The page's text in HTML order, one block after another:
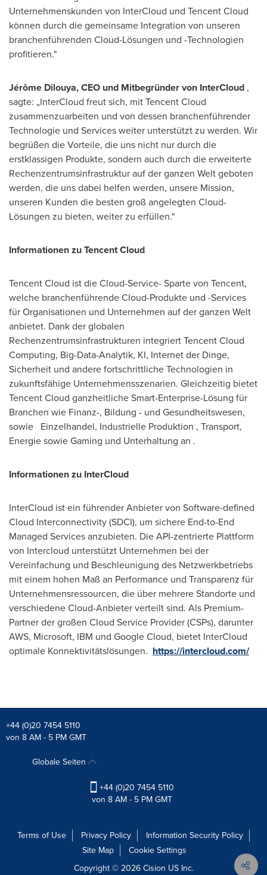
Unternehmenskunden von InterCloud und TencentCloud
können durch diegemeinsame Integration von unseren
branchenführenden Cloud-Lösungen und -Technologien
profitieren."
Jérôme Dilouya, CEO und Mitbegründer von InterCloud ,
sagte: „InterCloud freut sich, mitTencentCloud
zusammenzuarbeiten und von dessen branchenführender
Technologie und Services weiter unterstützt zu werden. Wir
begrüßen die Vorteile, die uns nicht nur durch die
erstklassigen Produkte, sondern auch durch die erweiterte
Rechenzentrumsinfrastruktur auf der ganzen Welt geboten
werden, die uns dabei helfen werden, unsere Mission,
unseren Kunden die besten groß angelegten Cloud-
Lösungen zu bieten, weiter zu erfüllen."
Informationen zuTencentCloud
TencentCloud ist die Cloud-Service-Spartevon Tencent,
welche branchenführende Cloud-Produkte und -Services
für Organisationen und Unternehmen auf der ganzen Welt
anbietet. Dank der globalen
Rechenzentrumsinfrastrukturen integriertTencentCloud
Computing, Big-Data-Analytik, KI, Internet der Dinge,
Sicherheit und andere fortschrittliche Technologien in
zukunftsfähige Unternehmensszenarien. Gleichzeitig bietet
TencentCloud ganzheitliche Smart-Enterprise-Lösung für
Branchen wie Finanz-, Bildung - und Gesundheitswesen,
sowie Einzelhandel, Industrielle Produktion , Transport,
Energie sowieGaming und Unterhaltung an .
Informationen zu InterCloud
InterCloud ist ein führender Anbieter von Software-defined
Cloud Interconnectivity (SDCI), um sichere End-to-End
Managed Services anzubieten. Die API-zentrierte Plattform
von Intercloud unterstützt Unternehmen bei der
Vereinfachung und Beschleunigung des Netzwerkbetriebs
mit einem hohen Maß an Performance und Transparenz für
Unternehmensressourcen, die über mehrere Standorte und
verschiedene Cloud-Anbieter verteilt sind. Als Premium-
Partner der großen Cloud Service Provider (CSPs), darunter
AWS, Microsoft, IBM und Google Cloud, bietet InterCloud
optimale Konnektivitätslösungen. https://intercloud.com/
+44 (0)20 7454 5110
von 8 AM - 5 PM GMT
Globale Seiten
+44 (0)20 7454 5110
von 8 AM - 5 PM GMT
Terms of Use Privacy Policy
Information Security Policy
Site Map
Cookie Settings
Copyright © 2026Cision US Inc.